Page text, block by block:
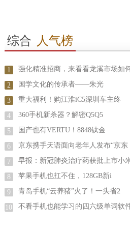
综合 人气榜
1 强化精准招商，来看看龙溪市场如
2 国学文化的传承者——朱光
3 重大福利！购江淮iC5深圳车主终
4 360手机新杀器？解密Q5Q5
5 国产也有VERTU！8848钛金
6 京东携手天语面向老年人发布“京东
7 早报：新冠肺炎治疗药获批上市小
8 苹果手机也扛不住，128GB新i
9 青岛手机“云养猪”火了！一头省2
10 不看手机也能学习的四六级单词软